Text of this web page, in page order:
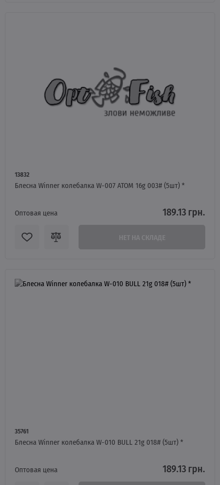
13832
Блесна Winner колебалка W-007 ATOM 16g 003# (5шт) *
Оптовая цена 189.13 грн.
35761
Блесна Winner колебалка W-010 BULL 21g 018# (5шт) *
Оптовая цена 189.13 грн.